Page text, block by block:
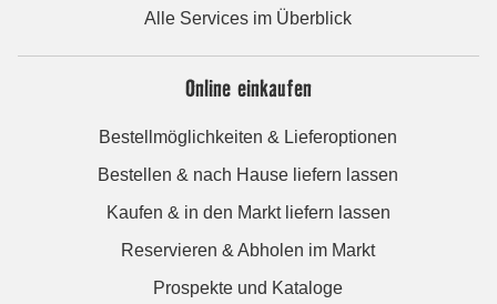
Alle Services im Überblick
Online einkaufen
Bestellmöglichkeiten & Lieferoptionen
Bestellen & nach Hause liefern lassen
Kaufen & in den Markt liefern lassen
Reservieren & Abholen im Markt
Prospekte und Kataloge